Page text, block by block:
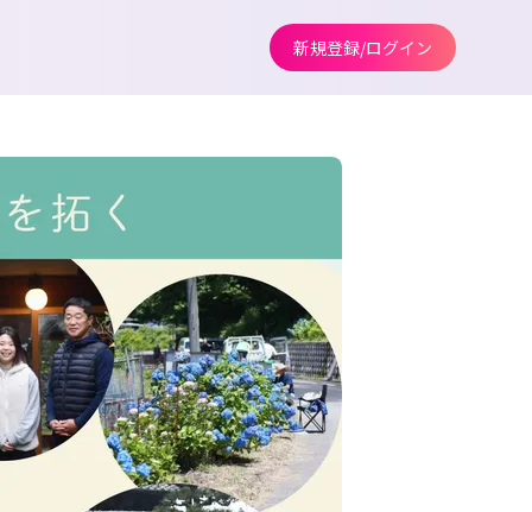
新規登録/ログイン